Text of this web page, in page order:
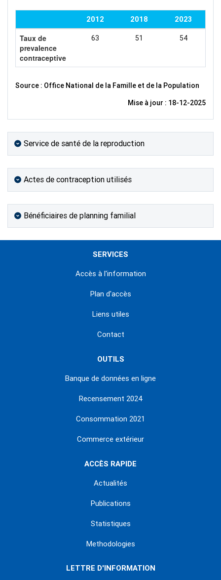
2012 2018 2023
Taux de
prevalence
contraceptive
63 51 54
Source : Office National de la Famille et de la Population
Mise à jour : 18-12-2025
Service de santé de la reproduction
Actes de contraception utilisés
Bénéficiaires de planning familial
SERVICES
Accès à l'information
Plan d'accès
Liens utiles
Contact
OUTILS
Banque de données en ligne
Recensement 2024
Consommation 2021
Commerce extérieur
ACCÈS RAPIDE
Actualités
Publications
Statistiques
Methodologies
LETTRE D'INFORMATION